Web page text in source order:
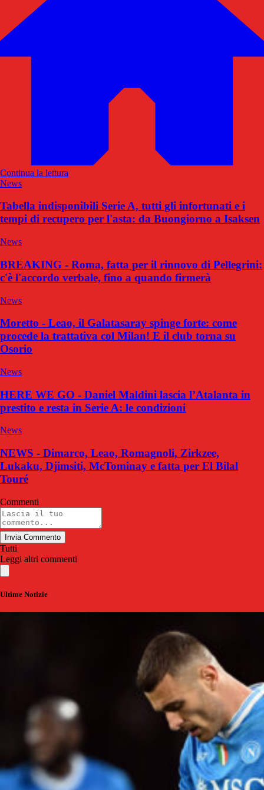
Continua la lettura
News
Tabella indisponibili Serie A, tutti gli infortunati e i
tempi di recupero per l'asta: da Buongiorno a Isaksen
News
BREAKING - Roma, fatta per il rinnovo di Pellegrini:
c'è l'accordo verbale, fino a quando firmerà
News
Moretto - Leao, il Galatasaray spinge forte: come
procede la trattativa col Milan! E il club torna su
Osorio
News
HERE WE GO - Daniel Maldini lascia l’Atalanta in
prestito e resta in Serie A: le condizioni
News
NEWS - Dimarco, Leao, Romagnoli, Zirkzee,
Lukaku, Djimsiti, McTominay e fatta per El Bilal
Touré
Commenti
Invia Commento
Tutti
Leggi altri commenti
Ultime Notizie